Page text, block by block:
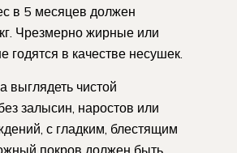
в 5 месяцев должен
Чрезмерно жирные или
годятся в качестве несушек.
выглядеть чистой
залысин, наростов или
с гладким, блестящим